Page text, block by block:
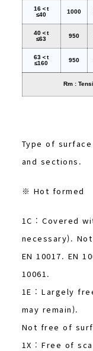
16＜t
≤40
1000
40＜t
≤63
950
63＜t
≤160
950
Rm :
Type of
and sections.
※ Hot formed
1C : Covered
necessary).
EN 10017. EN
10061.
1E : Largely
may remain).
Not free of
1X : Free of